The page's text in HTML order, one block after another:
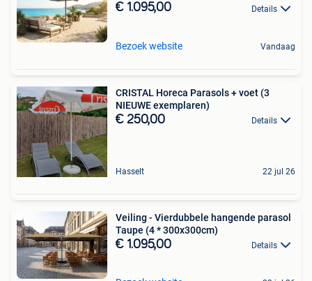
€ 1.095,00 Details
Bezoek website Vandaag
CRISTAL Horeca Parasols + voet (3
NIEUWE exemplaren)
€ 250,00 Details
Hasselt 22 jul 26
Veiling - Vierdubbele hangende parasol
Taupe (4 * 300x300cm)
€ 1.095,00 Details